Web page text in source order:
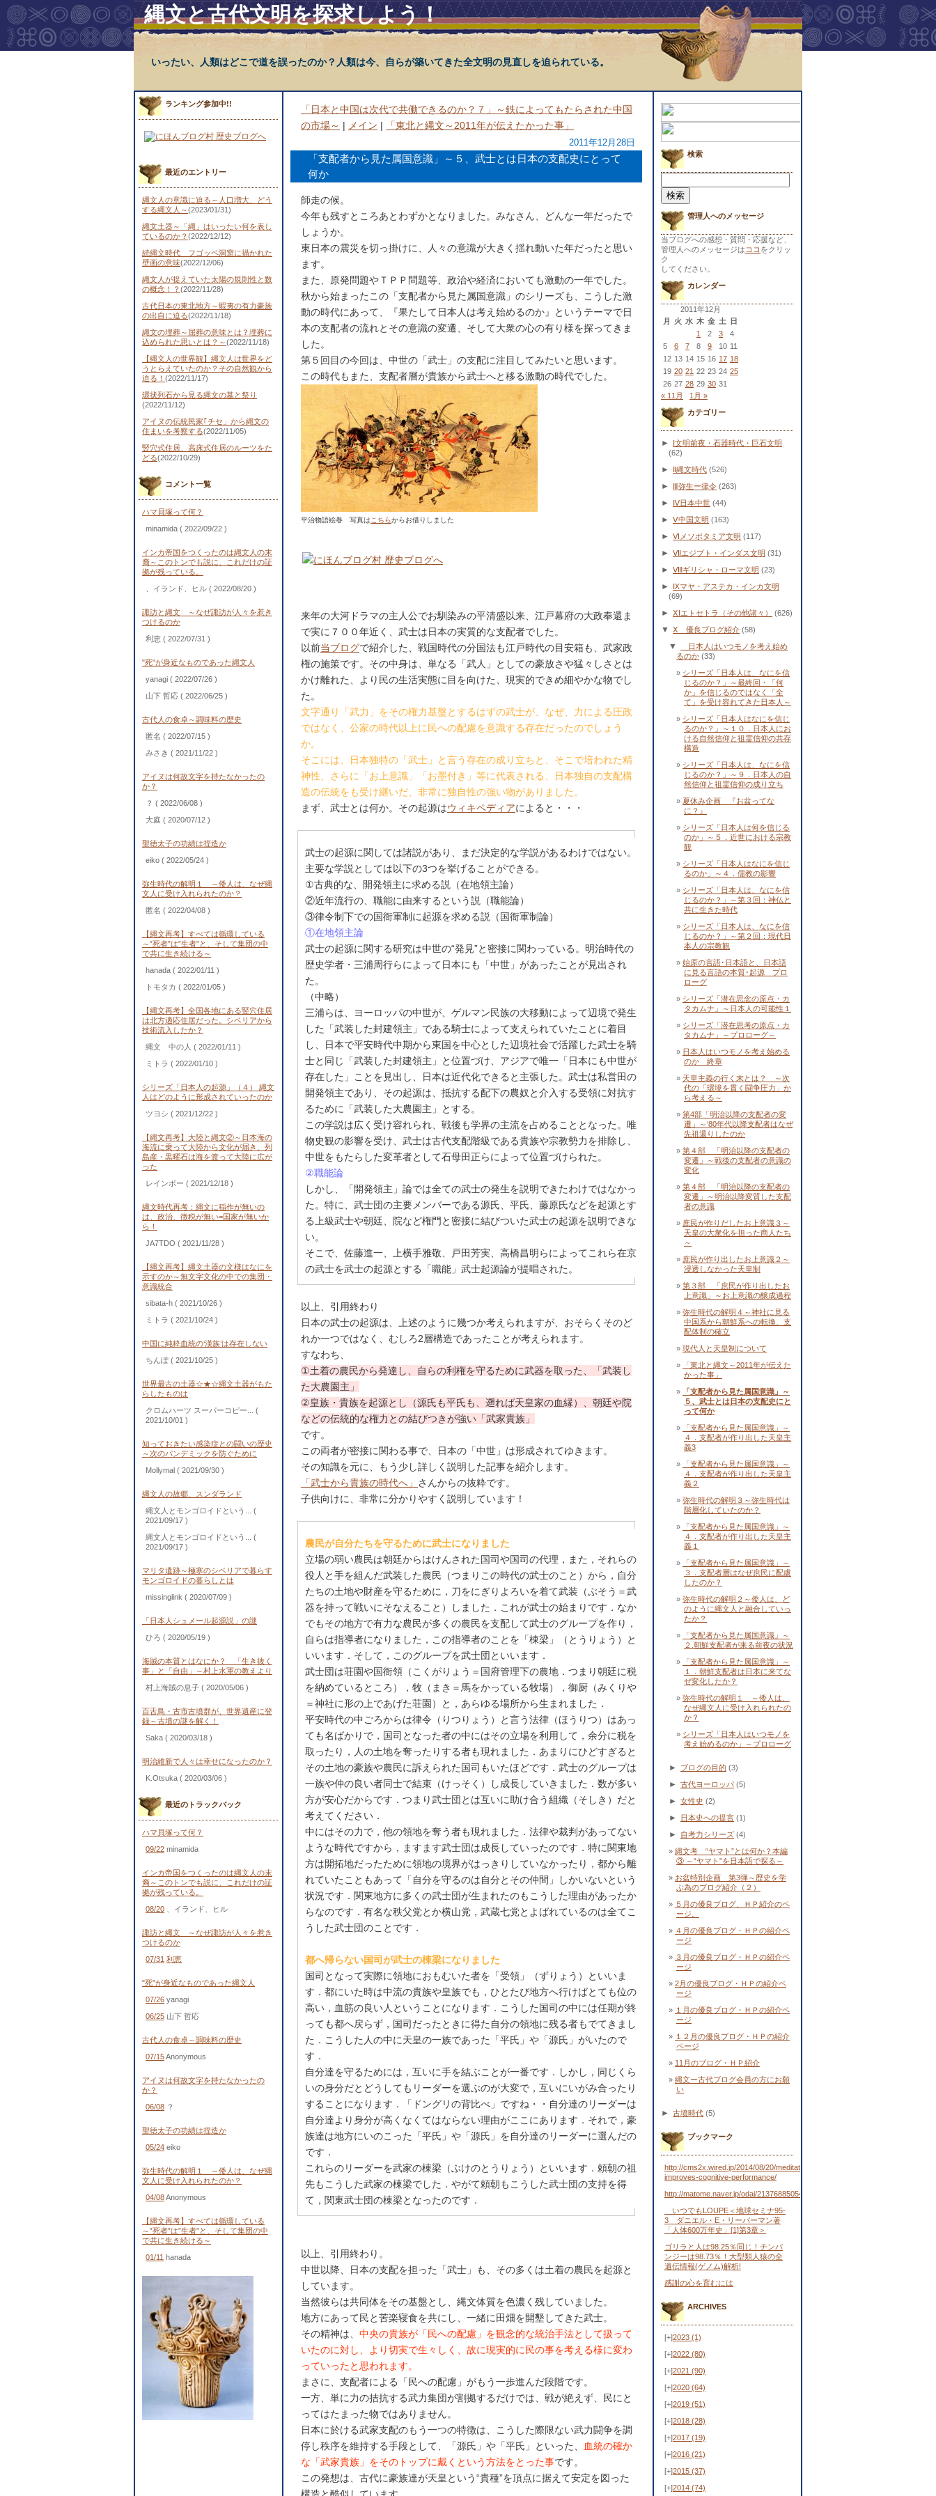
縄文と古代文明を探求しよう！
いったい、人類はどこで道を誤ったのか？人類は今、自らが築いてきた全文明の見直しを迫られている。
ランキング参加中!!
最近のエントリー
縄文人の意識に迫る～人口増大、どう
する縄文人～(2023/01/31)
縄文土器～「縄」はいったい何を表し
ているのか？ (2022/12/12)
続縄文時代 フゴッペ洞窟に描かれた
壁画の意味(2022/12/06)
縄文人が捉えていた太陽の規則性と数
の概念！？ (2022/11/28)
古代日本の東北地方～蝦夷の有力豪族
の出自に迫る(2022/11/18)
縄文の埋葬～屈葬の意味とは？埋葬に
込められた思いとは？～(2022/11/18)
【縄文人の世界観】縄文人は世界をど
うとらえていたのか？その自然観から
迫る！ (2022/11/17)
環状列石から見る縄文の墓と祭り
(2022/11/12)
アイヌの伝統民家｢チセ」から縄文の
住まいを考察する(2022/11/05)
竪穴式住居、高床式住居のルーツをた
どる(2022/10/29)
コメント一覧
ハマ貝塚って何？
minamida ( 2022/09/22 )
インカ帝国をつくったのは縄文人の末
裔～このトンでも説に、これだけの証
拠が残っている。
、イランド、ヒル ( 2022/08/20 )
諏訪と縄文 ～なぜ諏訪が人々を惹き
つけるのか
利恵 ( 2022/07/31 )
"死"が身近なものであった縄文人
yanagi ( 2022/07/26 )
山下 哲応 ( 2022/06/25 )
古代人の食卓～調味料の歴史
匿名 ( 2022/07/15 )
みさき ( 2021/11/22 )
アイヌは何故文字を持たなかったの
か？
？ ( 2022/06/08 )
大庭 ( 2020/07/12 )
聖徳太子の功績は捏造か
eiko ( 2022/05/24 )
弥生時代の解明１ ～倭人は、なぜ縄
文人に受け入れられたのか？
匿名 ( 2022/04/08 )
【縄文再考】すべては循環している
～”死者”は”生者”と、そして集団の中
で共に生き続ける～
hanada ( 2022/01/11 )
トモタカ ( 2022/01/05 )
【縄文再考】全国各地にある竪穴住居
は北方適応住居だった。シベリアから
技術流入したか？
縄文 中の人 ( 2022/01/11 )
ミトラ ( 2022/01/10 )
シリーズ「日本人の起源」（４） 縄文
人はどのように形成されていったのか
ツヨシ ( 2021/12/22 )
【縄文再考】大陸と縄文②～日本海の
海流に乗って大陸から文化が届き、列
島産・黒曜石は海を渡って大陸に広が
った
レインボー ( 2021/12/18 )
縄文時代再考：縄文に稲作が無いの
は、政治、徴税が無い=国家が無いか
ら！
JA7TDO ( 2021/11/28 )
【縄文再考】縄文土器の文様はなにを
示すのか～無文字文化の中での集団・
意識統合
sibata-h ( 2021/10/26 )
ミトラ ( 2021/10/24 )
中国に純粋血統の‘漢族’は存在しない
ちんぽ( 2021/10/25 )
世界最古の土器☆★☆縄文土器がもた
らしたものは
クロムハーツ スーパーコピー... (
2021/10/01 )
知っておきたい感染症との闘いの歴史
～次のパンデミックを防ぐために
Mollymal ( 2021/09/30 )
縄文人の故郷、スンダランド
縄文人とモンゴロイドという... (
2021/09/17 )
縄文人とモンゴロイドという... (
2021/09/17 )
マリタ遺跡～極寒のシベリアで暮らす
モンゴロイドの暮らしとは
missinglink ( 2020/07/09 )
「日本人シュメール起源説」の謎
ひろ ( 2020/05/19 )
海賊の本質とはなにか？ 「生き抜く
事」と「自由」～村上水軍の教えより
村上海賊の息子 ( 2020/05/06 )
百舌鳥・古市古墳群が、世界遺産に登
録～古墳の謎を解く！
Saka ( 2020/03/18 )
明治維新で人々は幸せになったのか？
K.Otsuka ( 2020/03/06 )
最近のトラックバック
ハマ貝塚って何？
09/22 minamida
インカ帝国をつくったのは縄文人の末
裔～このトンでも説に、これだけの証
拠が残っている。
08/20
、イランド、ヒル
諏訪と縄文 ～なぜ諏訪が人々を惹き
つけるのか
07/31 利恵
"死"が身近なものであった縄文人
07/26 yanagi
06/25 山下 哲応
古代人の食卓～調味料の歴史
07/15Anonymous
アイヌは何故文字を持たなかったの
か？
06/08 ？
聖徳太子の功績は捏造か
05/24 eiko
弥生時代の解明１ ～倭人は、なぜ縄
文人に受け入れられたのか？
04/08Anonymous
【縄文再考】すべては循環している
～”死者”は”生者”と、そして集団の中
で共に生き続ける～
01/11 hanada
「日本と中国は次代で共働できるのか？７」～鉄によってもたらされた中国
の市場～ | メイン | 「東北と縄文～2011年が伝えたかった事」
2011年12月28日
「支配者から見た属国意識」～５、武士とは日本の支配史にとって
何か
師走の候。
今年も残すところあとわずかとなりました。みなさん、どんな一年だったで
しょうか。
東日本の震災を切っ掛けに、人々の意識が大きく揺れ動いた年だったと思い
ます。
また、原発問題やＴＰＰ問題等、政治や経済においても激動の一年でした。
秋から始まったこの「支配者から見た属国意識」のシリーズも、こうした激
動の時代にあって、『果たして日本人は考え始めるのか』というテーマで日
本の支配者の流れとその意識の変遷、そして大衆の心の有り様を探ってきま
した。
第５回目の今回は、中世の「武士」の支配に注目してみたいと思います。
この時代もまた、支配者層が貴族から武士へと移る激動の時代でした。
平治物語絵巻 写真は こちらからお借りしました
来年の大河ドラマの主人公でお馴染みの平清盛以来、江戸幕府の大政奉還ま
で実に７００年近く、武士は日本の実質的な支配者でした。
以前当ブログで紹介した、戦国時代の分国法も江戸時代の目安箱も、武家政
権の施策です。その中身は、単なる「武人」としての豪放さや猛々しさとは
かけ離れた、より民の生活実態に目を向けた、現実的できめ細やかな物でし
た。
文字通り「武力」をその権力基盤とするはずの武士が、なぜ、力による圧政
ではなく、公家の時代以上に民への配慮を意識する存在だったのでしょう
か。
そこには、日本独特の「武士」と言う存在の成り立ちと、そこで培われた精
神性、さらに「お上意識」「お墨付き」等に代表される、日本独自の支配構
造の伝統をも受け継いだ、非常に独自性の強い物がありました。
まず、武士とは何か。その起源はウィキペディアによると・・・
武士の起源に関しては諸説があり、まだ決定的な学説があるわけではない。
主要な学説としては以下の3つを挙げることができる。
①古典的な、開発領主に求める説（在地領主論）
②近年流行の、職能に由来するという説（職能論）
③律令制下での国衙軍制に起源を求める説（国衙軍制論）
①在地領主論
武士の起源に関する研究は中世の“発見”と密接に関わっている。明治時代の
歴史学者・三浦周行らによって日本にも「中世」があったことが見出され
た。
（中略）
三浦らは、ヨーロッパの中世が、ゲルマン民族の大移動によって辺境で発生
した「武装した封建領主」である騎士によって支えられていたことに着目
し、日本で平安時代中期から東国を中心とした辺境社会で活躍した武士を騎
士と同じ「武装した封建領主」と位置づけ、アジアで唯一「日本にも中世が
存在した」ことを見出し、日本は近代化できると主張した。武士は私営田の
開発領主であり、その起源は、抵抗する配下の農奴と介入する受領に対抗す
るために「武装した大農園主」とする。
この学説は広く受け容れられ、戦後も学界の主流を占めることとなった。唯
物史観の影響を受け、武士は古代支配階級である貴族や宗教勢力を排除し、
中世をもたらした変革者として石母田正らによって位置づけられた。
②職能論
しかし、「開発領主」論では全ての武士の発生を説明できたわけではなかっ
た。特に、武士団の主要メンバーである源氏、平氏、藤原氏などを起源とす
る上級武士や朝廷、院など権門と密接に結びついた武士の起源を説明できな
い。
そこで、佐藤進一、上横手雅敬、戸田芳実、高橋昌明らによってこれら在京
の武士を武士の起源とする「職能」武士起源論が提唱された。
以上、引用終わり
日本の武士の起源は、上述のように幾つか考えられますが、おそらくそのど
れか一つではなく、むしろ2層構造であったことが考えられます。
すなわち、
①土着の農民から発達し、自らの利権を守るために武器を取った、「武装し
た大農園主」
②皇族・貴族を起源とし（源氏も平氏も、遡れば天皇家の血縁）、朝廷や院
などの伝統的な権力との結びつきが強い「武家貴族」
です。
この両者が密接に関わる事で、日本の「中世」は形成されてゆきます。
その知識を元に、もう少し詳しく説明した記事を紹介します。
「武士から貴族の時代へ」
さんからの抜粋です。
子供向けに、非常に分かりやすく説明しています！
農民が自分たちを守るために武士になりました
立場の弱い農民は朝廷からはけんされた国司や国司の代理，また，それらの
役人と手を組んだ武装した農民（つまりこの時代の武士のこと）から，自分
たちの土地や財産を守るために，刀をにぎりよろいを着て武装（ぶそう＝武
器を持って戦いにそなえること）しました．これが武士の始まりです．なか
でもその地方で有力な農民が多くの農民を支配して武士のグループを作り，
自らは指導者になりました，この指導者のことを「棟梁」（とうりょう）と
いいます．そして，このグループを武士団といいます．
武士団は荘園や国衙領（こくがりょう＝国府管理下の農地．つまり朝廷に税
を納めているところ），牧（まき＝馬をかっている牧場），御厨（みくりや
＝神社に形の上であげた荘園）と，あらゆる場所から生まれました．
平安時代の中ごろからは律令（りつりょう）と言う法律（ほうりつ）はあっ
ても名ばかりで，国司となった者の中にはその立場を利用して，余分に税を
取ったり，人の土地を奪ったりする者も現れました．あまりにひどすぎると
その土地の豪族や農民に訴えられた国司もいたほどです．武士のグループは
一族や仲の良い者同士で結束（けっそく）し成長していきました．数が多い
方が安心だからです．つまり武士団とは互いに助け合う組織（そしき）だと
考えてください．
中にはその力で，他の領地を奪う者も現れました．法律や裁判があってない
ような時代ですから，ますます武士団は成長していったのです．特に関東地
方は開拓地だったために領地の境界がはっきりしていなかったり，都から離
れていたこともあって「自分を守るのは自分とその仲間」しかいないという
状況です．関東地方に多くの武士団が生まれたのもこうした理由があったか
らなのです．有名な秩父党とか横山党，武蔵七党とよばれているのは全てこ
うした武士団のことです．
都へ帰らない国司が武士の棟梁になりました
国司となって実際に領地におもむいた者を「受領」（ずりょう）といいま
す．都にいた時は中流の貴族や皇族でも，ひとたび地方へ行けばとても位の
高い，血筋の良い人ということになります．こうした国司の中には任期が終
っても都へ戻らず，国司だったときに得た自分の領地に残る者もでてきまし
た．こうした人の中に天皇の一族であった「平氏」や「源氏」がいたので
す．
自分達を守るためには，互いに手を結ぶことが一番です．しかし，同じくら
いの身分だとどうしてもリーダーを選ぶのが大変で，互いにいがみ合ったり
することになります．「ドングリの背比べ」ですね・・自分達のリーダーは
自分達より身分が高くなくてはならない理由がここにあります．それで，豪
族達は地方にいのこった「平氏」や「源氏」を自分達のリーダーに選んだの
です．
これらのリーダーを武家の棟梁（ぶけのとうりょう）といいます．頼朝の祖
先もこうした武家の棟梁でした．やがて頼朝もこうした武士団の支持を得
て，関東武士団の棟梁となったのです．
以上、引用終わり。
中世以降、日本の支配を担った「武士」も、その多くは土着の農民を起源と
しています。
当然彼らは共同体をその基盤とし、縄文体質を色濃く残していました。
地方にあって民と苦楽寝食を共にし、一緒に田畑を開墾してきた武士。
その精神は、 中央の貴族が「民への配慮」を観念的な統治手法として扱って
いたのに対し、より切実で生々しく、故に現実的に民の事を考える様に変わ
っていったと思われます。
まさに、支配者による「民への配慮」がもう一歩進んだ段階です。
一方、単に力の拮抗する武力集団が割拠するだけでは、戦が絶えず、民にと
ってはたまった物ではありません。
日本に於ける武家支配のもう一つの特徴は、こうした際限ない武力闘争を調
停し秩序を維持する手段として、「源氏」や「平氏」といった、
血統の確か
な「武家貴族」をそのトップに戴くという方法をとった事です。
この発想は、古代に豪族達が天皇という“貴種”を頂点に据えて安定を図った
検索
索:
管理人へのメッセージ
当ブログへの感想・質問・応援など、
管理人へのメッセージは ココ をクリッ
ク
してください。
カレンダー
2011年12月
月
火 水 木 金 土
日
1
2 3
4
5
6 7 8 9 10 11
12 13 14 15 16 17 18
19 20 21 22 23 24 25
26 27 28 29 30 31
« 11月
1月 »
カテゴリー
►
Ⅰ文明前夜・石器時代・巨石文明
(62)
► Ⅱ縄文時代 (526)
► Ⅲ弥生ー律令 (263)
► Ⅳ日本中世 (44)
► Ⅴ中国文明 (163)
► Ⅵメソポタミア文明 (117)
► Ⅶエジプト・インダス文明 (31)
► Ⅷギリシャ・ローマ文明 (23)
►
Ⅸマヤ・アステカ・インカ文明
(69)
► ⅩⅠエトセトラ（その他諸々） (626)
▼ Ⅹ 優良ブログ紹介 (58)
▼
日本人はいつモノを考え始め
るのか (33)
シリーズ「日本人は、なにを信
じるのか？」～最終回・「何
か」を信じるのではなく「全
て」を受け容れてきた日本人～
シリーズ「日本人はなにを信じ
るのか？」～１０．日本人にお
ける自然信仰と祖霊信仰の共存
構造
シリーズ「日本人は、なにを信
じるのか？」～９．日本人の自
然信仰と祖霊信仰の成り立ち
夏休み企画 『お盆ってな
に？』
シリーズ「日本人は何を信じる
のか」～５．近世における宗教
観
シリーズ「日本人はなにを信じ
るのか」～４．儒教の影響
シリーズ「日本人は、なにを信
じるのか？」～第３回：神仏と
共に生きた時代
シリーズ「日本人は、なにを信
じるのか？」～第２回：現代日
本人の宗教観
始原の言語･日本語と、日本語
に見る言語の本質･起源 プロ
ローグ
シリーズ「潜在思念の原点・カ
タカムナ」～日本人の可能性１
シリーズ「潜在思考の原点・カ
タカムナ」～プロローグ～
日本人はいつモノを考え始める
のか 終章
天皇主義の行く末とは？ ～次
代の「環境を貫く闘争圧力」か
ら考える～
第4部「明治以降の支配者の変
遷」～‘80年代以降支配者はなぜ
先祖還りしたのか
第４部 「明治以降の支配者の
変遷」～戦後の支配者の意識の
変化
第４部 「明治以降の支配者の
変遷」～明治以降変質した支配
者の意識
庶民が作りだしたお上意識３～
天皇の大衆化を担った商人たち
～
庶民が作り出したお上意識２～
浸透しなかった天皇制
第３部 「庶民が作り出したお
上意識」～お上意識の醸成過程
弥生時代の解明４～神社に見る
中国系から朝鮮系への転換、支
配体制の確立
現代人と天皇制について
「東北と縄文～2011年が伝えた
かった事」
「支配者から見た属国意識」～
５、武士とは日本の支配史にと
って何か
「支配者から見た属国意識」～
４．支配者が作り出した天皇主
義3
「支配者から見た属国意識」～
４．支配者が作り出した天皇主
義２
弥生時代の解明３～弥生時代は
階層化していたのか？
「支配者から見た属国意識」～
４．支配者が作り出した天皇主
義１
「支配者から見た属国意識」～
３．支配者層はなぜ庶民に配慮
したのか？
弥生時代の解明２～倭人は、ど
のように縄文人と融合していっ
たか？
「支配者から見た属国意識」～
２.朝鮮支配者が来る前夜の状況
「支配者から見た属国意識」～
１．朝鮮支配者は日本に来てな
ぜ変化したか？
弥生時代の解明１ ～倭人は、
なぜ縄文人に受け入れられたの
か？
シリーズ「日本人はいつモノを
考え始めるのか」～プロローグ
► ブログの目的 (3)
► 古代ヨーロッパ (5)
► 女性史 (2)
► 日本史への提言 (1)
► 自考力シリーズ (4)
縄文考 “ヤマト”とは何か？本編
③ ～“ヤマト”を日本語で探る～
お盆特別企画 第3弾～歴史を学
ぶ為のブログ紹介（２）
５月の優良ブログ、ＨＰ紹介のペ
ージ。
４月の優良ブログ・ＨＰの紹介ペ
ージ
３月の優良ブログ・ＨＰの紹介ペ
ージ
2月の優良ブログ・ＨＰの紹介ペ
ージ
１月の優良ブログ・ＨＰの紹介ペ
ージ
１２月の優良ブログ・ＨＰの紹介
ページ
11月のブログ・ＨＰ紹介
縄文ー古代ブログ会員の方にお願
い
► 古墳時代 (5)
ブックマーク
http://cms2x.wired.jp/2014/08/20/meditation-
improves-cognitive-performance/
http://matome.naver.jp/odai/2137688505443481701
いつでもLOUPE＜地球セミナ95-
3 ダニエル・E・リーバーマン著
「人体600万年史」[1]第3章＞
ゴリラと人は98.25％同じ！チンパ
ンジーは98.73％！大型類人猿の全
遺伝情報(ゲノム)解析!
感謝の心を育むには
ARCHIVES
[+]2023 (1)
[+]2022 (80)
[+]2021 (90)
[+]2020 (64)
[+]2019 (51)
[+]2018 (28)
[+]2017 (19)
[+]2016 (21)
[+]2015 (37)
[+]2014 (74)